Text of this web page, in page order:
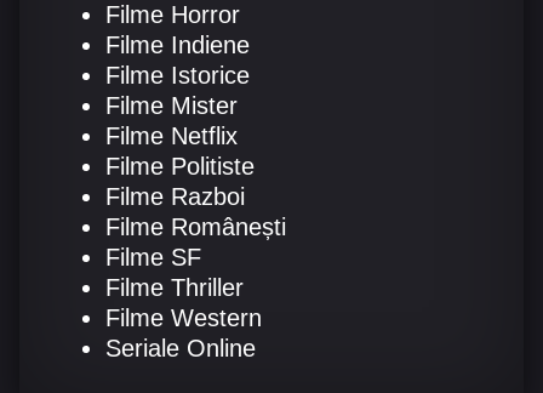
Filme Horror
Filme Indiene
Filme Istorice
Filme Mister
Filme Netflix
Filme Politiste
Filme Razboi
Filme Românești
Filme SF
Filme Thriller
Filme Western
Seriale Online